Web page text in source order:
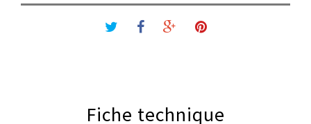
Fiche technique